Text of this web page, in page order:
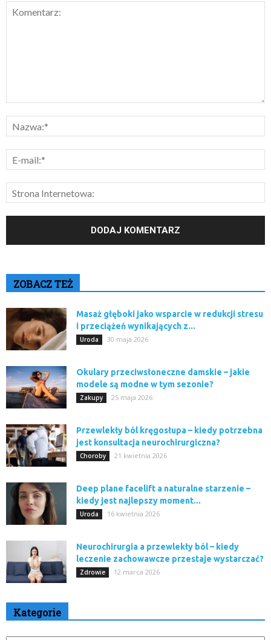
ZOBACZ TEŻ
Masaż głęboki jako wsparcie w redukcji stresu
i przeciążeń wynikających z...
Uroda 30 maja 2026
Okulary przeciwsłoneczne damskie – jakie
modele są modne w tym sezonie?
Zakupy 25 maja 2026
Przewlekły ból kręgosłupa – kiedy potrzebna
jest konsultacja neurochirurgiczna?
Choroby 21 kwietnia 2026
Deep plane facelift a naturalne starzenie –
kiedy jest najlepszy moment...
Uroda 16 kwietnia 2026
Neurochirurgia a przewlekły ból – kiedy
leczenie zachowawcze przestaje wystarczać?
Zdrowie 12 marca 2026
Kategorie
Kategorie